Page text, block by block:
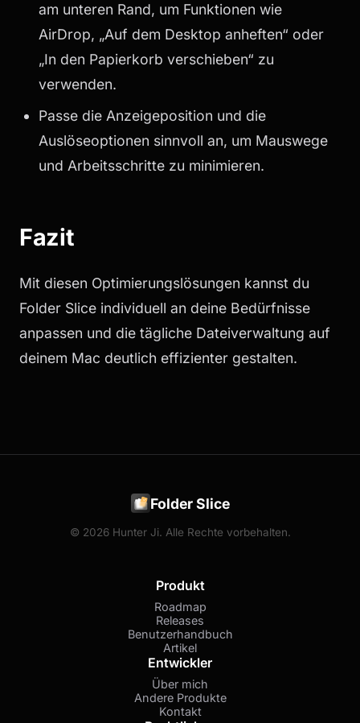
am unteren Rand, um Funktionen wie
AirDrop, „Auf dem Desktop anheften“ oder
„In den Papierkorb verschieben“ zu
verwenden.
Passe die Anzeigeposition und die
Auslöseoptionen sinnvoll an, um Mauswege
und Arbeitsschritte zu minimieren.
Fazit
Mit diesen Optimierungslösungen kannst du
Folder Slice individuell an deine Bedürfnisse
anpassen und die tägliche Dateiverwaltung auf
deinem Mac deutlich effizienter gestalten.
Folder Slice
© 2026 Hunter Ji. Alle Rechte vorbehalten.
Produkt
Roadmap
Releases
Benutzerhandbuch
Artikel
Entwickler
Über mich
Andere Produkte
Kontakt